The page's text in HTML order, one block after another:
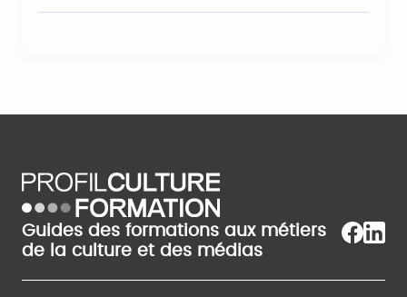
Guides des formations aux métiers
de la culture et des médias